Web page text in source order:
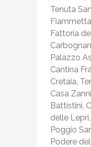
Tenuta
Fattoria
Palazzo
Cantina
Cretaia,
Casa
Battistini,
delle
Poggio
Podere